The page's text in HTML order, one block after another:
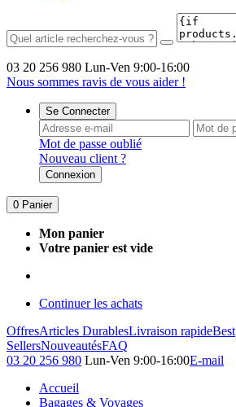
03 20 256 980 Lun-Ven 9:00-16:00
Nous sommes ravis de vous aider !
Se Connecter
Mot de passe oublié
Nouveau client ?
Connexion
0 Panier
Mon panier
Votre panier est vide
Continuer les achats
OffresArticles DurablesLivraison rapideBest
SellersNouveautésFAQ
03 20 256 980 Lun-Ven 9:00-16:00E-mail
Accueil
Bagages & Voyages